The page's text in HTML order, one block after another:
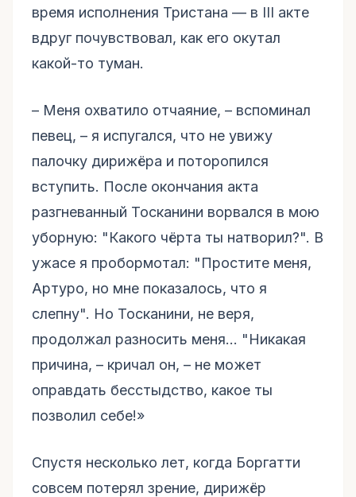
время исполнения Тристана — в III акте
вдруг почувствовал, как его окутал
какой-то туман.
– Меня охватило отчаяние, – вспоминал
певец, – я испугался, что не увижу
палочку дирижёра и поторопился
вступить. После окончания акта
разгневанный Тосканини ворвался в мою
уборную: "Какого чёрта ты натворил?". В
ужасе я пробормотал: "Простите меня,
Артуро, но мне показалось, что я
слепну". Но Тосканини, не веря,
продолжал разносить меня... "Никакая
причина, – кричал он, – не может
оправдать бесстыдство, какое ты
позволил себе!»
Спустя несколько лет, когда Боргатти
совсем потерял зрение, дирижёр